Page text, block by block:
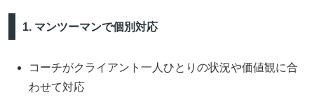
1. マンツーマンで個別対応
コーチがクライアント一人ひとりの状況や価値観に合
わせて対応